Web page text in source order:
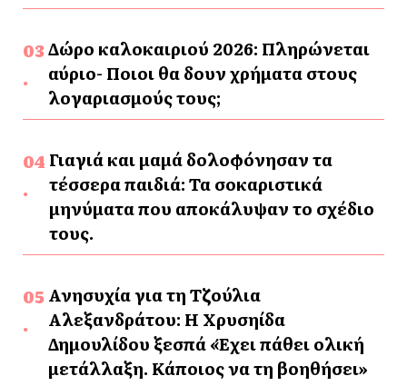
Δώρο καλοκαιριού 2026: Πληρώνεται
αύριο- Ποιοι θα δουν χρήματα στους
λογαριασμούς τους;
Γιαγιά και μαμά δολοφόνησαν τα
τέσσερα παιδιά: Τα σοκαριστικά
μηνύματα που αποκάλυψαν το σχέδιο
τους.
Ανησυχία για τη Τζούλια
Αλεξανδράτου: Η Χρυσηίδα
Δημουλίδου ξεσπά «Έχει πάθει ολική
μετάλλαξη. Κάποιος να τη βοηθήσει»